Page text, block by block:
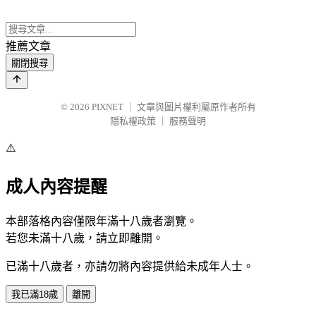
推薦文章
關閉搜尋
© 2026 PIXNET
文章與圖片權利屬原作者所有
隱私權政策
服務聲明
⚠️
成人內容提醒
本部落格內容僅限年滿十八歲者瀏覽。
若您未滿十八歲，請立即離開。
已滿十八歲者，亦請勿將內容提供給未成年人士。
我已滿18歲 離開